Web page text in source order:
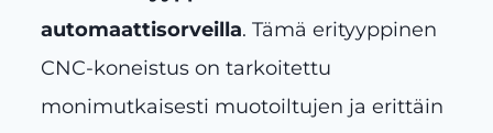
automaattisorveilla. Tämä erityyppinen
CNC-koneistus on tarkoitettu
monimutkaisesti muotoiltujen ja erittäin